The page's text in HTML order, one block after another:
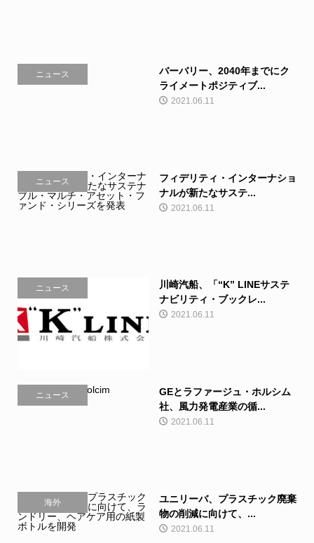
ニュース
バーバリー、2040年までにク
ライメートポジティブ...
2021.06.11
ニュース
フィデリティ・インターナショ
ナルが新たなサステ...
2021.06.11
ニュース
川崎汽船、「“K” LINEサステ
ナビリティ・ブックレ...
2021.06.11
ニュース
GEとラファージュ・ホルシム
社、風力発電産業の循...
2021.06.11
海外
ユニリーバ、プラスチック廃棄
物の削減に向けて、...
2021.06.11